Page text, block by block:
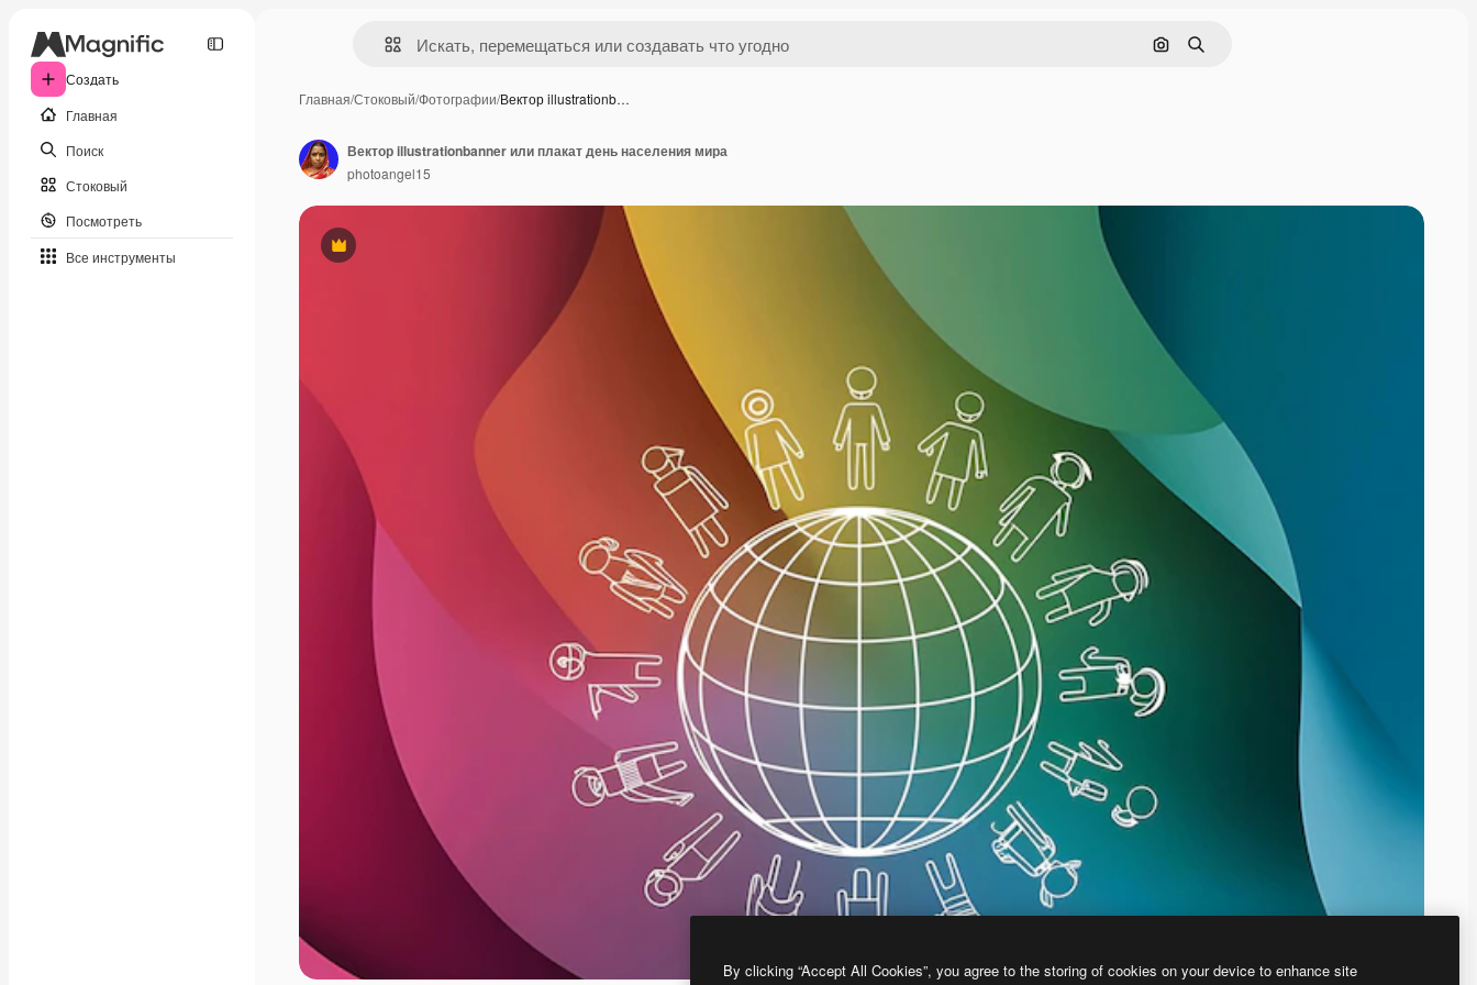
Создать
Главная
Поиск
Стоковый
Посмотреть
Все инструменты
Поиск по изображению
Поиск
Главная/Стоковый/Фотографии/Вектор illustrationb…
Премиум
Вектор illustrationbanner или плакат день населения мира
photoangel15
By clicking “Accept All Cookies”, you agree to the storing of cookies on your device to enhance site